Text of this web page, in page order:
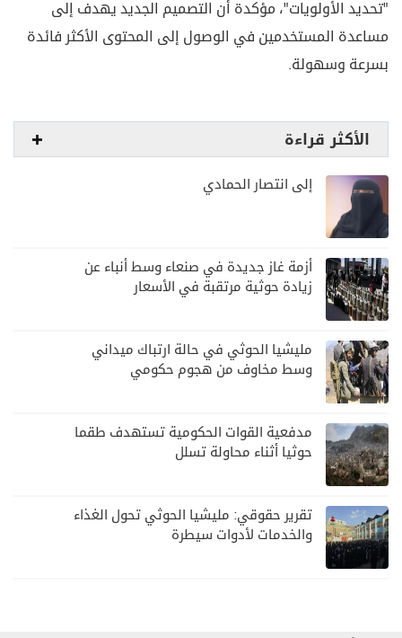
"تحديد الأولويات"، مؤكدة أن التصميم الجديد يهدف إلى
مساعدة المستخدمين في الوصول إلى المحتوى الأكثر فائدة
بسرعة وسهولة.
الأكثر قراءة
إلى انتصار الحمادي
أزمة غاز جديدة في صنعاء وسط أنباء عن
زيادة حوثية مرتقبة في الأسعار
مليشيا الحوثي في حالة ارتباك ميداني
وسط مخاوف من هجوم حكومي
مدفعية القوات الحكومية تستهدف طقما
حوثيا أثناء محاولة تسلل
تقرير حقوقي: مليشيا الحوثي تحول الغذاء
والخدمات لأدوات سيطرة